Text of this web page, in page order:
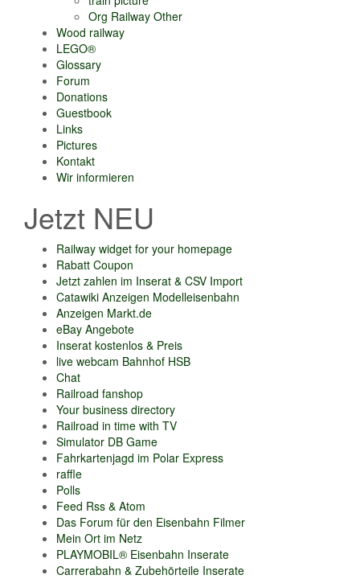
Org Railway Other
Wood railway
LEGO®
Glossary
Forum
Donations
Guestbook
Links
Pictures
Kontakt
Wir informieren
Jetzt NEU
Railway widget for your homepage
Rabatt Coupon
Jetzt zahlen im Inserat & CSV Import
Catawiki Anzeigen Modelleisenbahn
Anzeigen Markt.de
eBay Angebote
Inserat kostenlos & Preis
live webcam Bahnhof HSB
Chat
Railroad fanshop
Your business directory
Railroad in time with TV
Simulator DB Game
Fahrkartenjagd im Polar Express
raffle
Polls
Feed Rss & Atom
Das Forum für den Eisenbahn Filmer
Mein Ort im Netz
PLAYMOBIL® Eisenbahn Inserate
Carrerabahn & Zubehörteile Inserate